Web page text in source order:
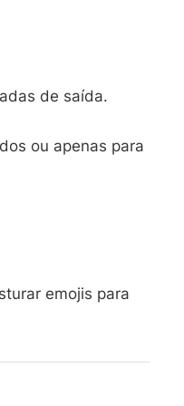
de saída.
ou apenas para
emojis para